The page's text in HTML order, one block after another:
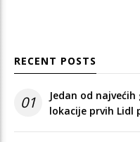
RECENT POSTS
01
Jedan od
lokacije prvih Lidl